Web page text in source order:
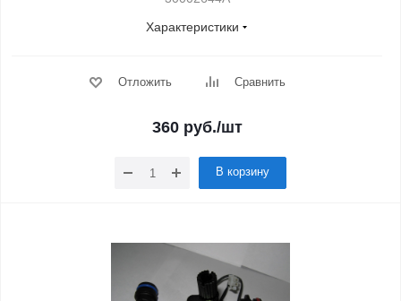
Характеристики
Отложить Сравнить
360 руб./шт
В корзину